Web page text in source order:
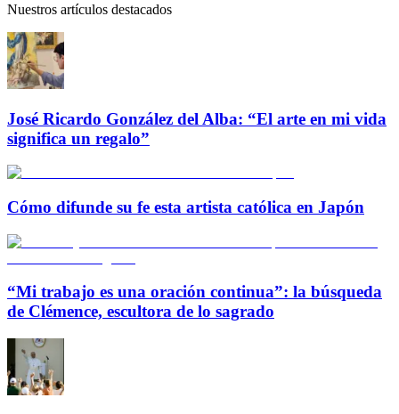
Nuestros artículos destacados
José Ricardo González del Alba: “El arte en mi vida
significa un regalo”
Cómo difunde su fe esta artista católica en Japón
“Mi trabajo es una oración continua”: la búsqueda
de Clémence, escultora de lo sagrado